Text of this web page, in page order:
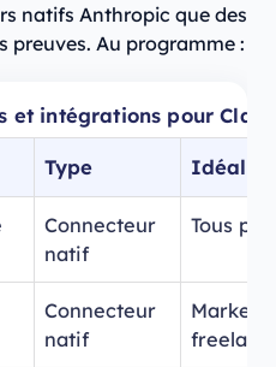
natifs Anthropic que des
preuves. Au programme :
et intégrations pour
Type Idéal
Connecteur
natif
Tous
Connecteur
natif